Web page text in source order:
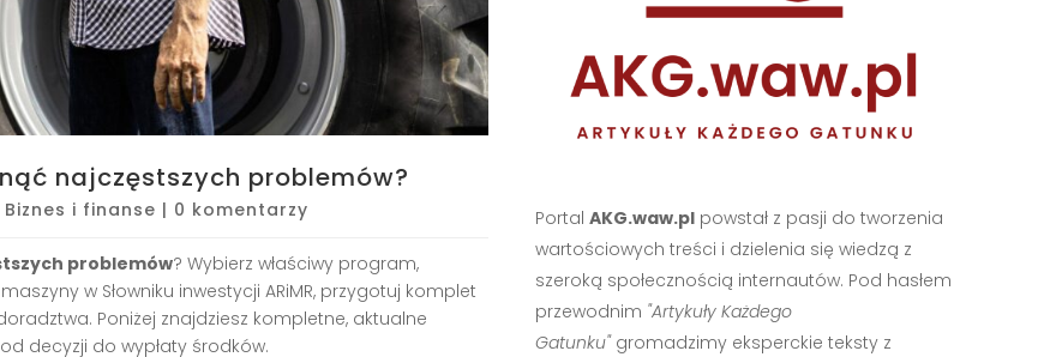
najczęstszych problemów?
Biznes i finanse | 0 komentarzy
problemów? Wybierz właściwy program,
w Słowniku inwestycji ARiMR, przygotuj komplet
Poniżej znajdziesz kompletne, aktualne
decyzji do wypłaty środków.
Portal AKG.waw.plpowstał z pasji do tworzenia
wartościowych treści i dzielenia się wiedzą z
szeroką społecznością internautów. Pod hasłem
przewodnim "Artykuły Każdego
Gatunku"gromadzimy eksperckie teksty z